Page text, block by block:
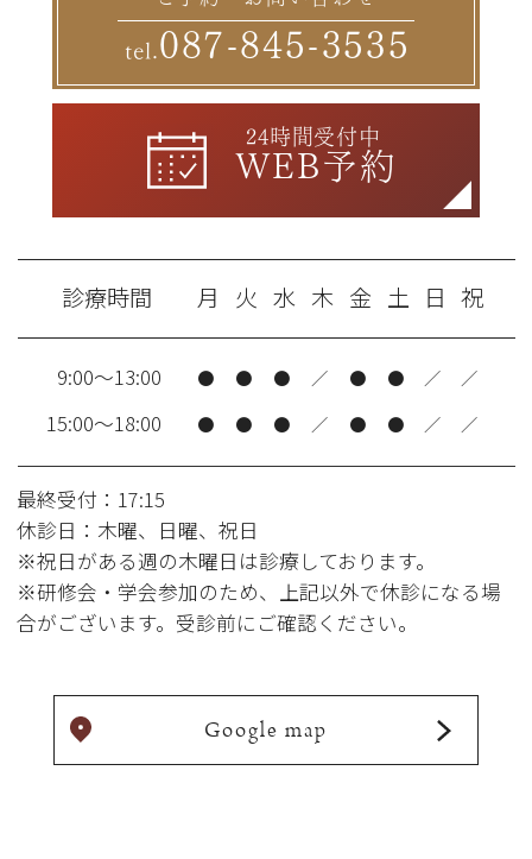
tel.087-845-3535
24時間受付中
WEB予約
診療時間 月 火 水 木 金 土 日 祝
9:00～13:00 ● ● ● ／ ● ● ／ ／
15:00～18:00 ● ● ● ／ ● ● ／ ／
最終受付：17:15
休診日：木曜、日曜、祝日
※祝日がある週の木曜日は診療しております。
※研修会・学会参加のため、上記以外で休診になる場
合がございます。受診前にご確認ください。
Google map